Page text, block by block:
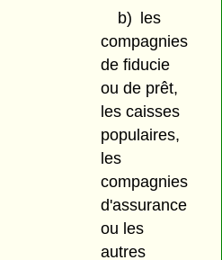
b) les
compagnies
de fiducie
ou de prêt,
les caisses
populaires,
les
compagnies
d'assurance
ou les
autres